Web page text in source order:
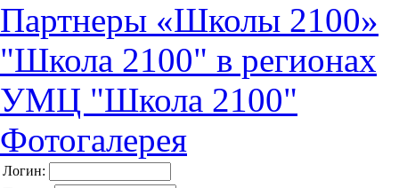
Партнеры «Школы 2100»
"Школа 2100" в регионах
УМЦ "Школа 2100"
Фотогалерея
Логин: